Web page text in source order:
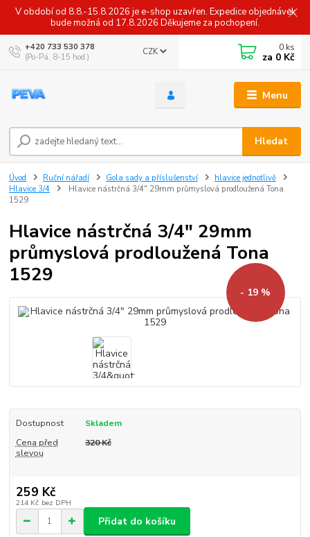
V období od 8.8.-15.8.2026 je e-shop uzavřen. Expedice objednávek
bude možná od 17.8.2026 Děkujeme za pochopení.
Menu
CZK
Hledat
+420 733 530 378
(Po-Pá, 8-15 hod.)
0 ks
za 0 Kč
Úvod Ruční nářadí Gola sady a příslušenství
hlavice jednotlivě
Hlavice 3/4
Hlavice nástrčná 3/4" 29mm průmyslová prodloužená Tona
1529
Hlavice nástrčná 3/4" 29mm
průmyslová prodloužená Tona
1529
- 19 %
Dostupnost
Skladem
Cena před
slevou
320 Kč
259 Kč
214 Kč bez DPH
Přidat do košíku